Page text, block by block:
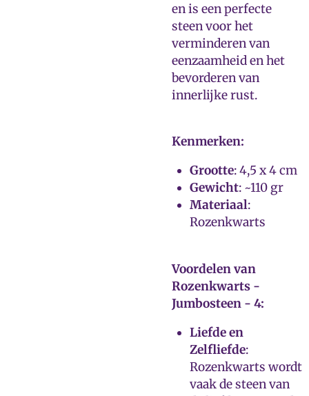
en is een perfecte
steen voor het
verminderen van
eenzaamheid en het
bevorderen van
innerlijke rust.
Kenmerken:
Grootte: 4,5 x 4 cm
Gewicht: ~110 gr
Materiaal:
Rozenkwarts
Voordelen van
Rozenkwarts -
Jumbosteen - 4:
Liefde en
Zelfliefde:
Rozenkwarts wordt
vaak de steen van